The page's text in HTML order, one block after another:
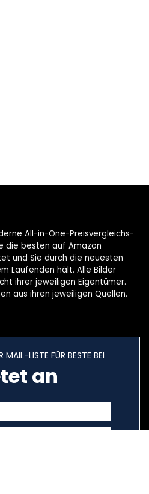
All-in-One-Preisvergleichs-
die besten auf Amazon
und Sie durch die neuesten
Laufenden hält. Alle Bilder
ihrer jeweiligen Eigentümer.
aus ihren jeweiligen Quellen.
MAIL-LISTE FÜR BESTE BEI
an